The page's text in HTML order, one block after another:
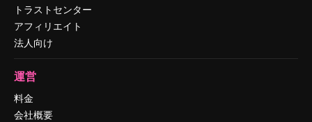
トラストセンター
アフィリエイト
法人向け
運営
料金
会社概要